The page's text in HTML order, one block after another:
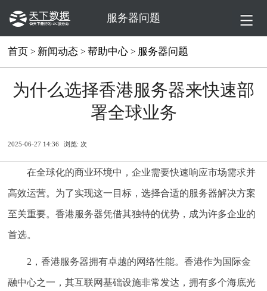
服务器问题
首页 > 新闻动态 >帮助中心 > 服务器问题
为什么选择香港服务器来快速部
署全球业务
2025-06-27 14:36 浏览: 次
在全球化的商业环境中，企业需要快速响应市场需求并
高效运营。为了实现这一目标，选择合适的服务器解决方案
至关重要。香港服务器凭借其独特的优势，成为许多企业的
首选。
2，香港服务器拥有卓越的网络性能。香港作为国际金
融中心之一，其互联网基础设施非常发达，拥有多个海底光